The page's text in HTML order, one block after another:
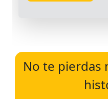
No te pierdas